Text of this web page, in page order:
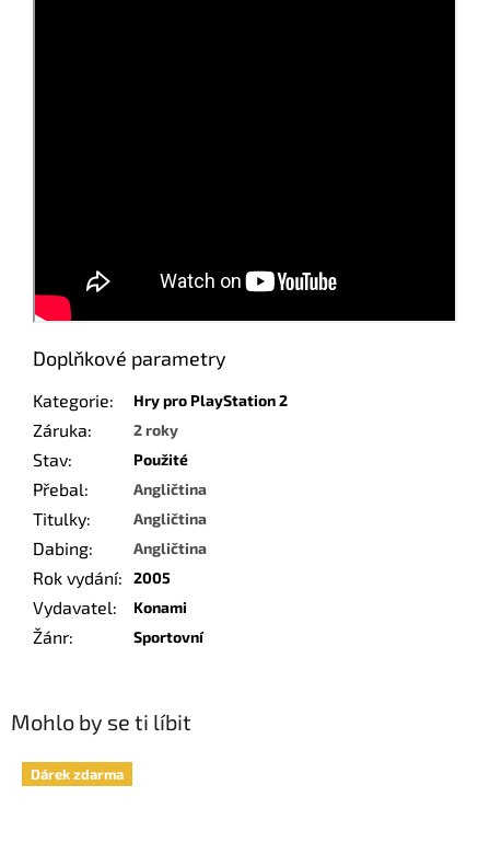
Mohlo by se ti líbit
Dárek zdarma
Doplňkové parametry
Kategorie: Hry pro PlayStation 2
Záruka: 2 roky
Stav: Použité
Přebal: Angličtina
Titulky: Angličtina
Dabing: Angličtina
Rok vydání: 2005
Vydavatel: Konami
Žánr: Sportovní